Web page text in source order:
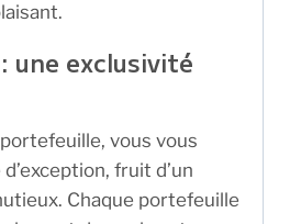
une exclusivité
vous vous
fruit d’un
Chaque portefeuille